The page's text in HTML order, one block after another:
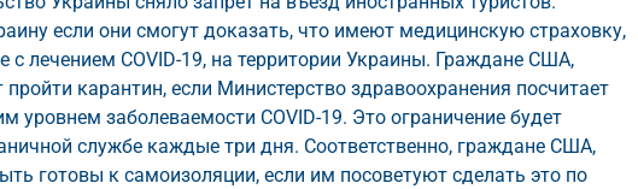
если они смогут доказать, что имеют медицинскую страховку,
лечением COVID-19, на территории Украины. Граждане США,
карантин, если Министерство здравоохранения посчитает
заболеваемости COVID-19. Это ограничение будет
службе каждые три дня. Соответственно, граждане США,
готовы к самоизоляции, если им посоветуют сделать это по